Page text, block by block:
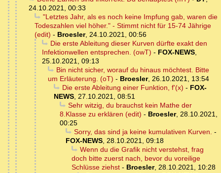
24.10.2021, 00:33
"Letztes Jahr, als es noch keine Impfung gab, waren die
Todeszahlen viel höher." - Stimmt nicht für 15-74 Jährige
(edit) - Broesler, 24.10.2021, 00:56
Die erste Ableitung dieser Kurven dürfte exakt den
Infektionwellen entsprechen. (owT) - FOX-NEWS,
25.10.2021, 09:13
Bin nicht sicher, worauf du hinaus möchtest. Bitte
um Erläuterung. (oT) - Broesler, 26.10.2021, 13:54
Die erste Ableitung einer Funktion, f'(x) - FOX-
NEWS, 27.10.2021, 08:51
Sehr witzig, du brauchst kein Mathe der
8.Klasse zu erklären (edit) - Broesler, 28.10.2021,
00:25
Sorry, das sind ja keine kumulativen Kurven. -
FOX-NEWS, 28.10.2021, 09:18
Wenn du die Grafik nicht verstehst, frag
doch bitte zuerst nach, bevor du voreilige
Schlüsse ziehst - Broesler, 28.10.2021, 10:28